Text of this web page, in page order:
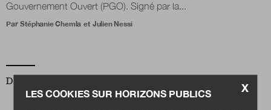
Gouvernement Ouvert (PGO). Signé par la...
Par Stéphanie Chemla et Julien Nessi
DERNIER NUMÉRO X
LES COOKIES SUR HORIZONS PUBLICS